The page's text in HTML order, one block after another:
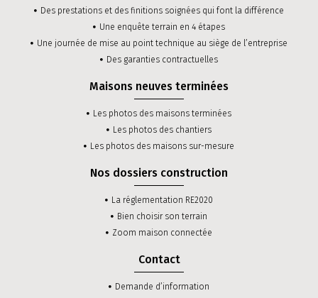
Des prestations et des finitions soignées qui font la différence
Une enquête terrain en 4 étapes
Une journée de mise au point technique au siège de l’entreprise
Des garanties contractuelles
Maisons neuves terminées
Les photos des maisons terminées
Les photos des chantiers
Les photos des maisons sur-mesure
Nos dossiers construction
La réglementation RE2020
Bien choisir son terrain
Zoom maison connectée
Contact
Demande d’information